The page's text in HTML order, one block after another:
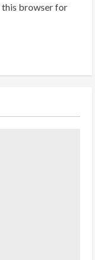
this browser for